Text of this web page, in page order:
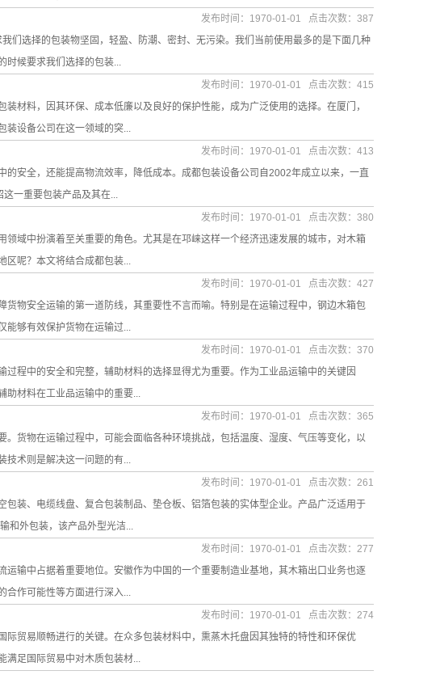
们选择的包装物坚固，轻盈、防潮、密封、无污染。我们当前使用最多的是下面几种
时候要求我们选择的包装...
发布时间：1970-01-01 点击次数：387
材料，因其环保、成本低廉以及良好的保护性能，成为广泛使用的选择。在厦门，
装设备公司在这一领域的突...
发布时间：1970-01-01 点击次数：415
安全，还能提高物流效率，降低成本。成都包装设备公司自2002年成立以来，一直
这一重要包装产品及其在...
发布时间：1970-01-01 点击次数：413
域中扮演着至关重要的角色。尤其是在邛崃这样一个经济迅速发展的城市，对木箱
区呢？本文将结合成都包装...
发布时间：1970-01-01 点击次数：380
物安全运输的第一道防线，其重要性不言而喻。特别是在运输过程中，钢边木箱包
能够有效保护货物在运输过...
发布时间：1970-01-01 点击次数：427
程中的安全和完整，辅助材料的选择显得尤为重要。作为工业品运输中的关键因
助材料在工业品运输中的重要...
发布时间：1970-01-01 点击次数：370
货物在运输过程中，可能会面临各种环境挑战，包括温度、湿度、气压等变化，以
技术则是解决这一问题的有...
发布时间：1970-01-01 点击次数：365
装、电缆线盘、复合包装制品、垫仓板、铝箔包装的实体型企业。产品广泛适用于
和外包装，该产品外型光洁...
发布时间：1970-01-01 点击次数：261
输中占据着重要地位。安徽作为中国的一个重要制造业基地，其木箱出口业务也逐
合作可能性等方面进行深入...
发布时间：1970-01-01 点击次数：277
贸易顺畅进行的关键。在众多包装材料中，熏蒸木托盘因其独特的特性和环保优
满足国际贸易中对木质包装材...
发布时间：1970-01-01 点击次数：274